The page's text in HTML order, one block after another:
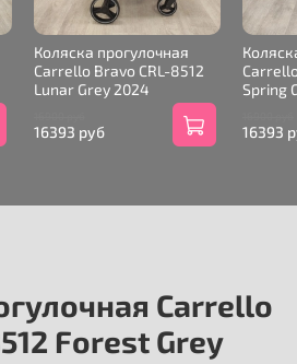
Коляска прогулочная
Carrello Bravo CRL-8512
Lunar Grey 2024
16393 руб
Spring
16393
Carrello
Forest Grey